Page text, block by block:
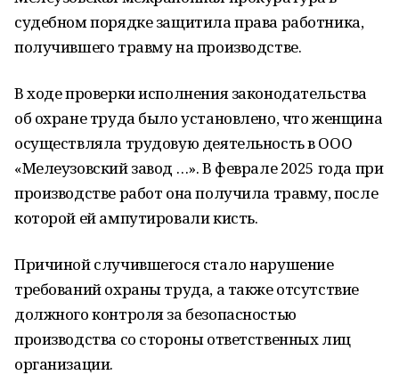
судебном порядке защитила права работника,
получившего травму на производстве.
В ходе проверки исполнения законодательства
об охране труда было установлено, что женщина
осуществляла трудовую деятельность в ООО
«Мелеузовский завод …». В феврале 2025 года при
производстве работ она получила травму, после
которой ей ампутировали кисть.
Причиной случившегося стало нарушение
требований охраны труда, а также отсутствие
должного контроля за безопасностью
производства со стороны ответственных лиц
организации.